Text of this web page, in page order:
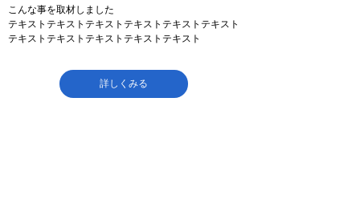
こんな事を取材しました
テキストテキストテキストテキストテキストテキスト
テキストテキストテキストテキストテキスト
詳しくみる